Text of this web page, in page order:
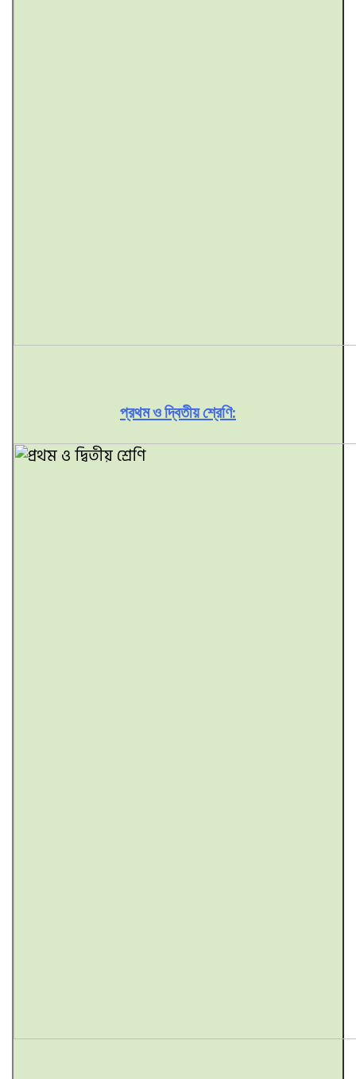
প্রথম ও দ্বিতীয় শ্রেণি: